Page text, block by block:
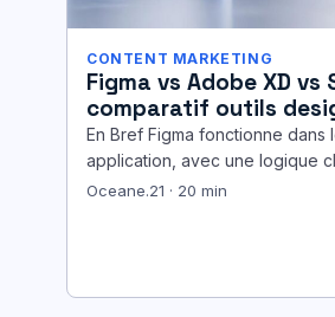
CONTENT MARKETING
Figma vs Adobe XD vs
comparatif outils
En Bref Figma fonctionne dans
application, avec une logique
collaboration en temps…
Oceane.21 · 20 min